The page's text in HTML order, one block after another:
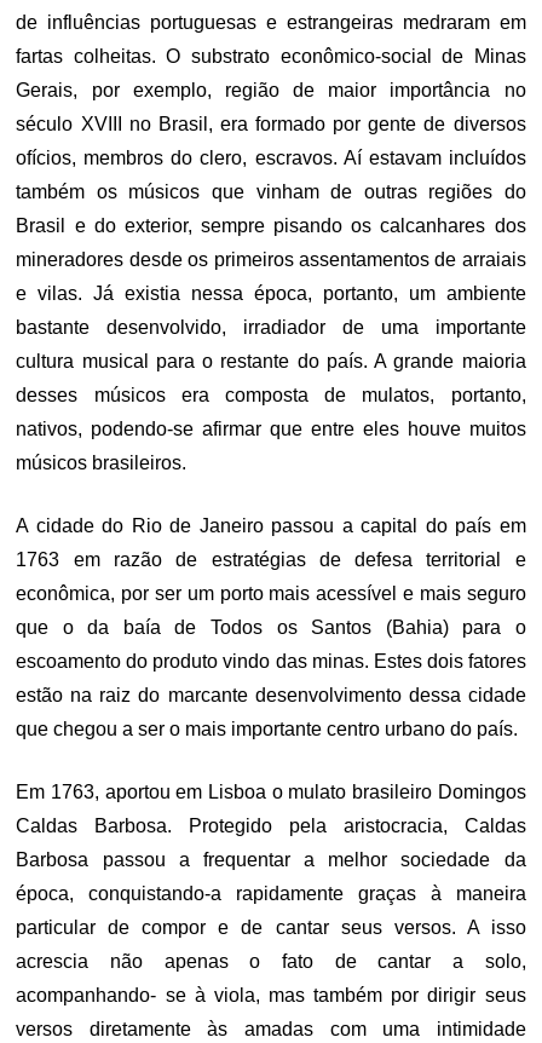
de influências portuguesas e estrangeiras medraram em
fartas colheitas. O substrato econômico-social de Minas
Gerais, por exemplo, região de maior importância no
século XVIII no Brasil, era formado por gente de diversos
ofícios, membros do clero, escravos. Aí estavam incluídos
também os músicos que vinham de outras regiões do
Brasil e do exterior, sempre pisando os calcanhares dos
mineradores desde os primeiros assentamentos de arraiais
e vilas. Já existia nessa época, portanto, um ambiente
bastante desenvolvido, irradiador de uma importante
cultura musical para o restante do país. A grande maioria
desses músicos era composta de mulatos, portanto,
nativos, podendo-se afirmar que entre eles houve muitos
músicos brasileiros.
A cidade do Rio de Janeiro passou a capital do país em
1763 em razão de estratégias de defesa territorial e
econômica, por ser um porto mais acessível e mais seguro
que o da baía de Todos os Santos (Bahia) para o
escoamento do produto vindo das minas. Estes dois fatores
estão na raiz do marcante desenvolvimento dessa cidade
que chegou a ser o mais importante centro urbano do país.
Em 1763, aportou em Lisboa o mulato brasileiro Domingos
Caldas Barbosa. Protegido pela aristocracia, Caldas
Barbosa passou a frequentar a melhor sociedade da
época, conquistando-a rapidamente graças à maneira
particular de compor e de cantar seus versos. A isso
acrescia não apenas o fato de cantar a solo,
acompanhando- se à viola, mas também por dirigir seus
versos diretamente às amadas com uma intimidade